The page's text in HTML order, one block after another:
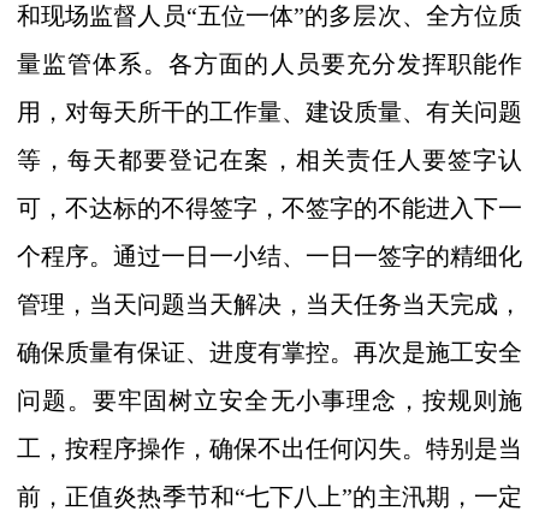
和现场监督人员“五位一体”的多层次、全方位质
量监管体系。各方面的人员要充分发挥职能作
用，对每天所干的工作量、建设质量、有关问题
等，每天都要登记在案，相关责任人要签字认
可，不达标的不得签字，不签字的不能进入下一
个程序。通过一日一小结、一日一签字的精细化
管理，当天问题当天解决，当天任务当天完成，
确保质量有保证、进度有掌控。再次是施工安全
问题。要牢固树立安全无小事理念，按规则施
工，按程序操作，确保不出任何闪失。特别是当
前，正值炎热季节和“七下八上”的主汛期，一定